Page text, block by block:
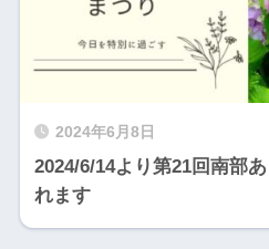
2024年6月8日
2024/6/14より第21回南部
れます